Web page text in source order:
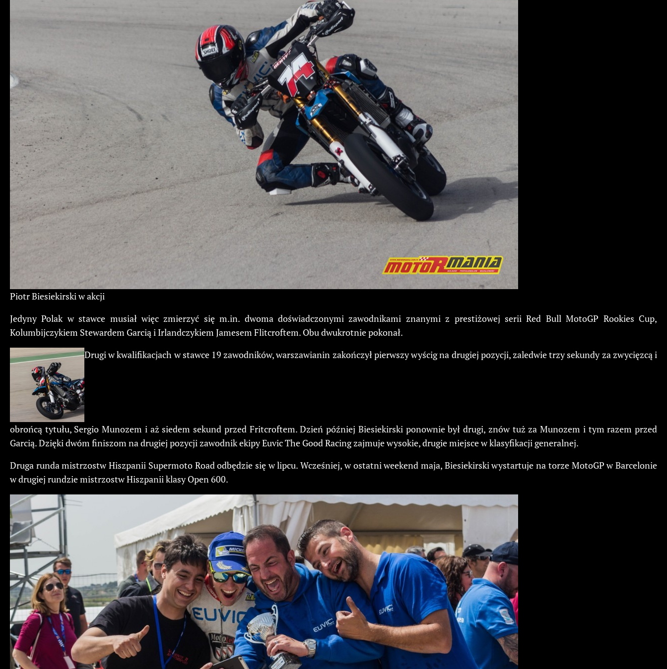
Piotr Biesiekirski w akcji
Jedyny Polak w stawce musiał więc zmierzyć się m.in. dwoma doświadczonymi zawodnikami znanymi z prestiżowej serii Red Bull MotoGP Rookies Cup,
Kolumbijczykiem Stewardem Garcią i Irlandczykiem Jamesem Flitcroftem. Obu dwukrotnie pokonał.
Drugi w kwalifikacjach w stawce 19 zawodników, warszawianin zakończył pierwszy wyścig na drugiej pozycji, zaledwie trzy sekundy za zwycięzcą i
obrońcą tytułu, Sergio Munozem i aż siedem sekund przed Fritcroftem. Dzień później Biesiekirski ponownie był drugi, znów tuż za Munozem i tym razem przed
Garcią. Dzięki dwóm finiszom na drugiej pozycji zawodnik ekipy Euvic The Good Racing zajmuje wysokie, drugie miejsce w klasyfikacji generalnej.
Druga runda mistrzostw Hiszpanii Supermoto Road odbędzie się w lipcu. Wcześniej, w ostatni weekend maja, Biesiekirski wystartuje na torze MotoGP w Barcelonie
w drugiej rundzie mistrzostw Hiszpanii klasy Open 600.